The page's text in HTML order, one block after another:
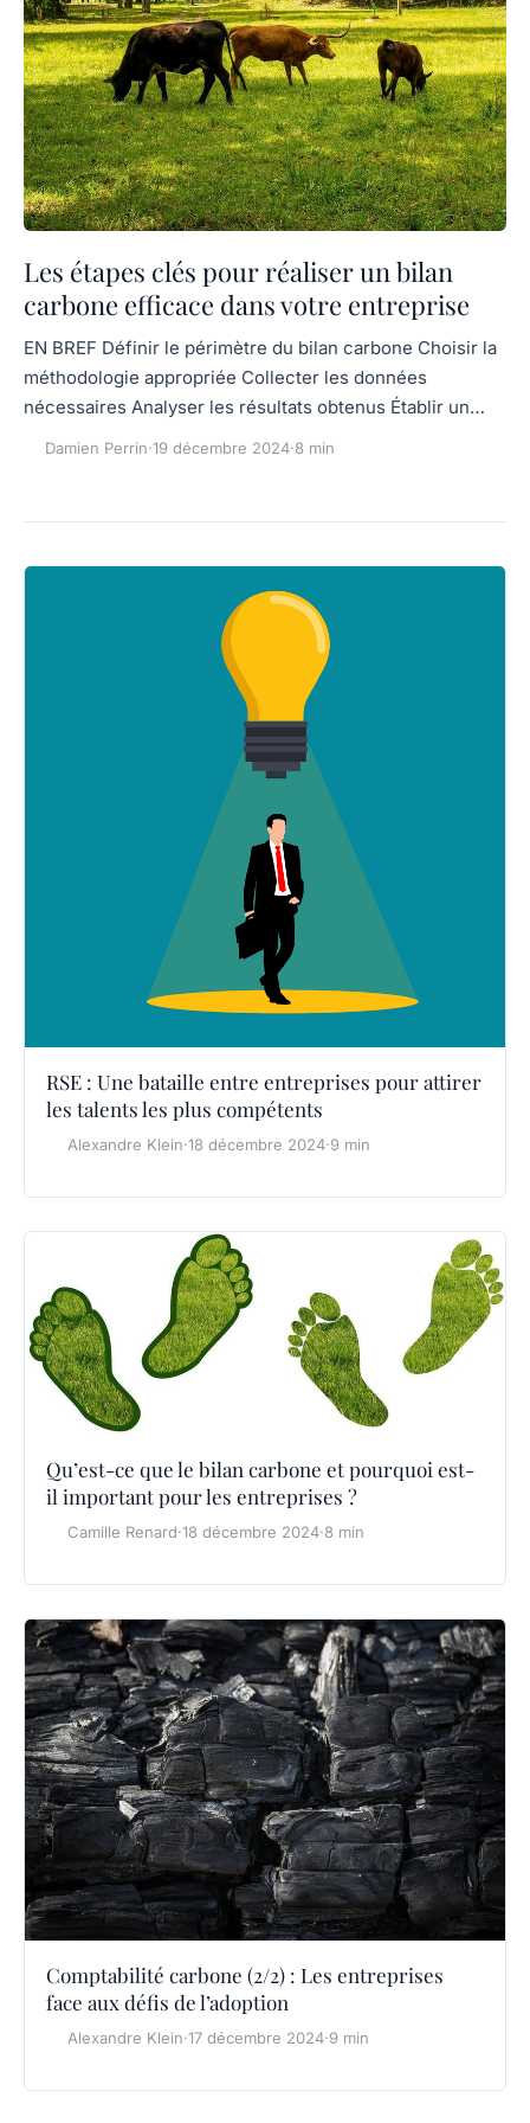
Les étapes clés pour réaliser un bilan
carbone efficace dans votre entreprise
EN BREF Définir le périmètre du bilan carbone Choisir la
méthodologie appropriée Collecter les données
nécessaires Analyser les résultats obtenus Établir un…
Damien Perrin·19 décembre 2024·8 min
RSE : Une bataille entre entreprises pour attirer
les talents les plus compétents
Alexandre Klein·18 décembre 2024·9 min
Qu’est-ce que le bilan carbone et pourquoi est-
il important pour les entreprises ?
Camille Renard·18 décembre 2024·8 min
Comptabilité carbone (2/2) : Les entreprises
face aux défis de l’adoption
Alexandre Klein·17 décembre 2024·9 min